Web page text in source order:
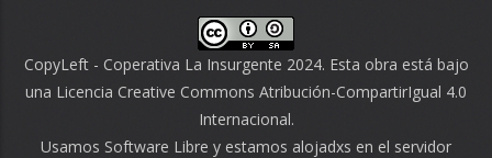
CopyLeft - Coperativa La Insurgente 2024. Esta obra está bajo
una Licencia Creative Commons Atribución-CompartirIgual 4.0
Internacional.
Usamos Software Libre y estamos alojadxs en el servidor